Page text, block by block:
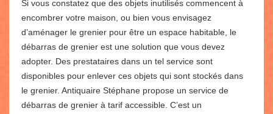
Si vous constatez que des objets inutilisés commencent à
encombrer votre maison, ou bien vous envisagez
d’aménager le grenier pour être un espace habitable, le
débarras de grenier est une solution que vous devez
adopter. Des prestataires dans un tel service sont
disponibles pour enlever ces objets qui sont stockés dans
le grenier. Antiquaire Stéphane propose un service de
débarras de grenier à tarif accessible. C’est un